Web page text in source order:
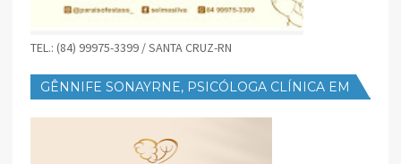
TEL.: (84) 99975-3399 / SANTA CRUZ-RN
GÊNNIFE SONAYRNE, PSICÓLOGA CLÍNICA EM